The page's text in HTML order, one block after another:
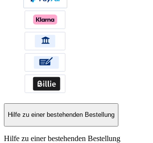
Hilfe zu einer bestehenden Bestellung
Hilfe zu einer bestehenden Bestellung